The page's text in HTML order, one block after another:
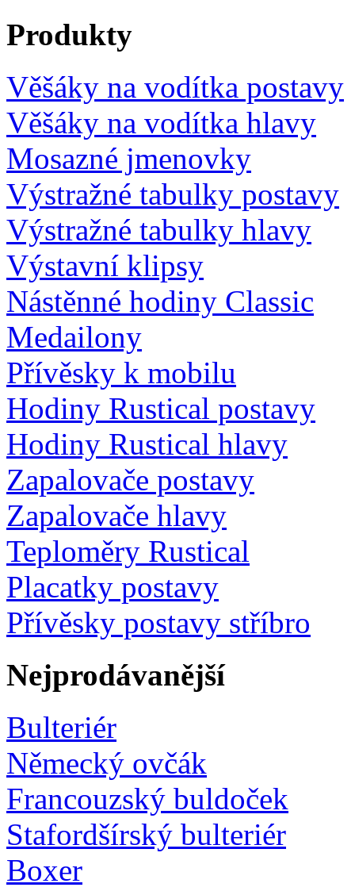
Produkty
Věšáky na vodítka postavy
Věšáky na vodítka hlavy
Mosazné jmenovky
Výstražné tabulky postavy
Výstražné tabulky hlavy
Výstavní klipsy
Nástěnné hodiny Classic
Medailony
Přívěsky k mobilu
Hodiny Rustical postavy
Hodiny Rustical hlavy
Zapalovače postavy
Zapalovače hlavy
Teploměry Rustical
Placatky postavy
Přívěsky postavy stříbro
Nejprodávanější
Bulteriér
Německý ovčák
Francouzský buldoček
Stafordšírský bulteriér
Boxer